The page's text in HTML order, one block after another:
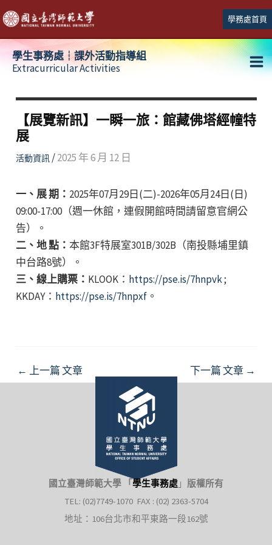
跳
至
主
學務處首頁
學生事務處┆課外活動指導組
Extracurricular Activities
【展覽新訊】一瞬一旅：館藏佛塔經幢特
展
活動資訊/2025 年 6 月 12 日
一、展 期： 2025年07月29日(二)-2026年05月24日(日)
09:00-17:00（週一休館，連假開館時間請留意官網公
告）。
二、地 點： 本館3F特展室301B/302B（南投縣埔里鎮
中台路8號）。
三、線上購票： KLOOK： https://pse.is/7hnpvk;
KKDAY： https://pse.is/7hnpxf。
Post
navigation
← 上一篇 文章 下一篇 文章 →
國立臺灣師範大學 「 學生事務處 」 版權所有
TEL: (02)7749-1070 FAX : (02) 2363-5704
地址：106台北市和平東路一段162號